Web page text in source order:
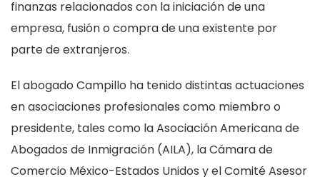
finanzas relacionados con la iniciación de una
empresa, fusión o compra de una existente por
parte de extranjeros.
El abogado Campillo ha tenido distintas actuaciones
en asociaciones profesionales como miembro o
presidente, tales como la Asociación Americana de
Abogados de Inmigración (AILA), la Cámara de
Comercio México-Estados Unidos y el Comité Asesor